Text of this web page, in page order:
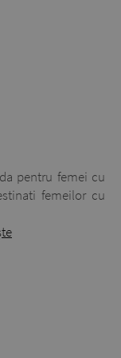
pentru femei cu
femeilor cu